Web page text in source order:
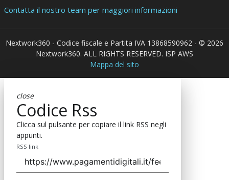
Contatta il nostro team per maggiori informazioni
Nextwork360 - Codice fiscale e Partita IVA 13868590962 - © 2026
Nextwork360. ALL RIGHTS RESERVED. ISP AWS
Mappa del sito
close
Codice Rss
Clicca sul pulsante per copiare il link RSS negli
appunti.
RSS link